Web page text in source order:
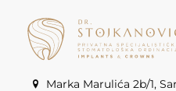
Marka Marulića 2b/1,